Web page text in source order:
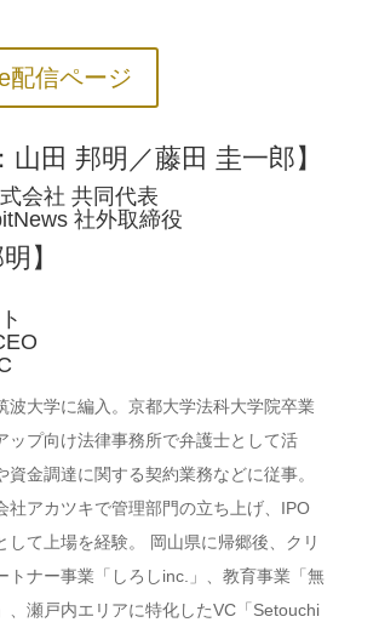
配信ページ
山田 邦明／藤田 圭一郎】
会社 共同代表
社外取締役
】
波大学に編入。京都大学法科大学院卒業
ップ向け法律事務所で弁護士として活
資金調達に関する契約業務などに従事。
社アカツキで管理部門の立ち上げ、IPO
して上場を経験。 岡山県に帰郷後、クリ
トナー事業「しろしinc.」、教育事業「無
、瀬戸内エリアに特化したVC「Setouchi